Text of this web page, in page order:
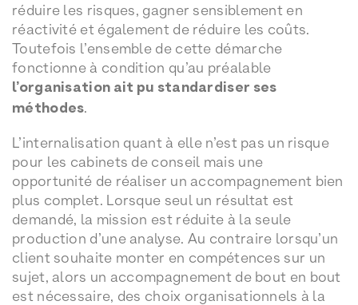
réduire les risques, gagner sensiblement en
réactivité et également de réduire les coûts.
Toutefois l’ensemble de cette démarche
fonctionne à condition qu’au préalable
l’organisation ait pu standardiser ses
méthodes.
L’internalisation quant à elle n’est pas un risque
pour les cabinets de conseil mais une
opportunité de réaliser un accompagnement bien
plus complet. Lorsque seul un résultat est
demandé, la mission est réduite à la seule
production d’une analyse. Au contraire lorsqu’un
client souhaite monter en compétences sur un
sujet, alors un accompagnement de bout en bout
est nécessaire, des choix organisationnels à la